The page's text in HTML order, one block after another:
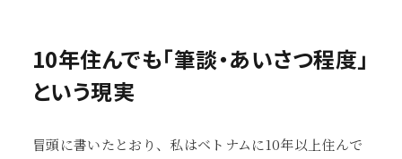
10年住んでも「筆談・あいさつ程度」
という現実
冒頭に書いたとおり、私はベトナムに10年以上住んで